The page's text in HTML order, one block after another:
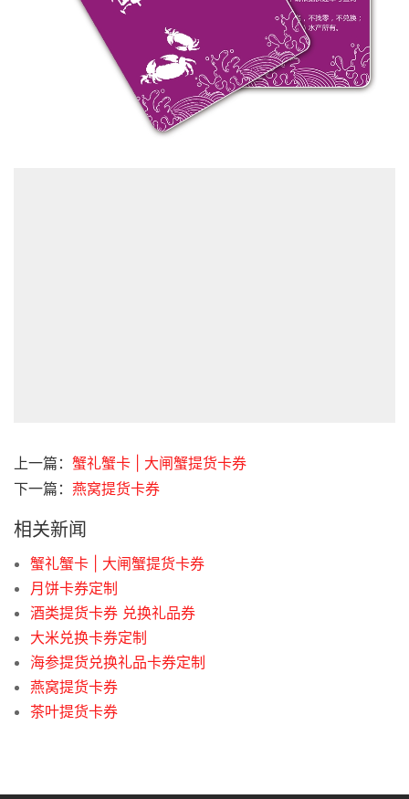
上一篇： 蟹礼蟹卡 | 大闸蟹提货卡券
下一篇： 燕窝提货卡券
相关新闻
蟹礼蟹卡 | 大闸蟹提货卡券
月饼卡券定制
酒类提货卡券 兑换礼品券
大米兑换卡券定制
海参提货兑换礼品卡券定制
燕窝提货卡券
茶叶提货卡券